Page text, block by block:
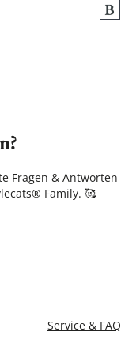
Fragen & Antworten
Family. 🥰
Service & FAQ